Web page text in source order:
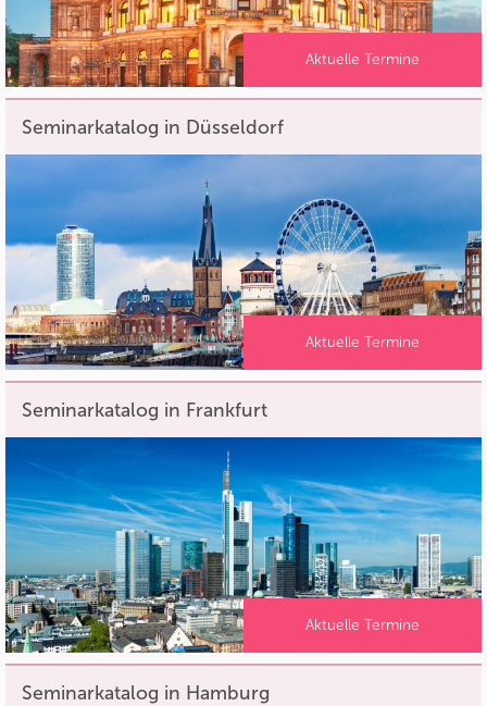
Aktuelle Termine
Seminarkatalog in Düsseldorf
Aktuelle Termine
Seminarkatalog in Frankfurt
Aktuelle Termine
Seminarkatalog in Hamburg